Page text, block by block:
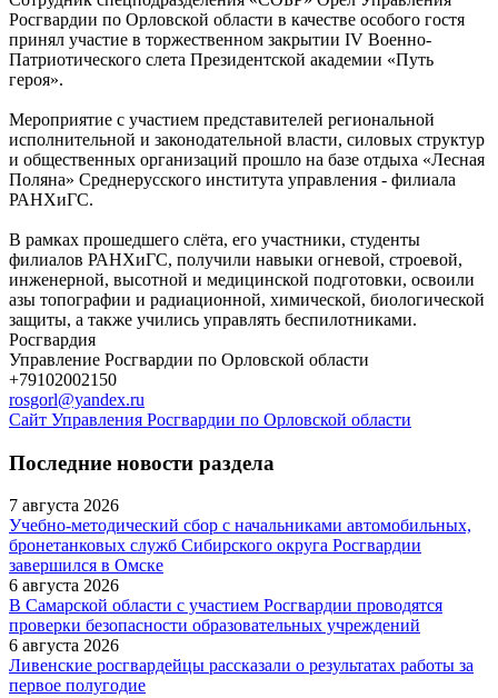
Росгвардии по Орловской области в качестве особого гостя
принял участие в торжественном закрытии IV Военно-
Патриотического слета Президентской академии «Путь
героя».
Мероприятие с участием представителей региональной
исполнительной и законодательной власти, силовых структур
и общественных организаций прошло на базе отдыха «Лесная
Поляна» Среднерусского института управления - филиала
РАНХиГС.
В рамках прошедшего слёта, его участники, студенты
филиалов РАНХиГС, получили навыки огневой, строевой,
инженерной, высотной и медицинской подготовки, освоили
азы топографии и радиационной, химической, биологической
защиты, а также учились управлять беспилотниками.
Росгвардия
Управление Росгвардии по Орловской области
+79102002150
rosgorl@yandex.ru
Сайт Управления Росгвардии по Орловской области
Последние новости раздела
7 августа 2026
Учебно-методический сбор с начальниками автомобильных,
бронетанковых служб Сибирского округа Росгвардии
завершился в Омске
6 августа 2026
В Самарской области с участием Росгвардии проводятся
проверки безопасности образовательных учреждений
6 августа 2026
Ливенские росгвардейцы рассказали о результатах работы за
первое полугодие